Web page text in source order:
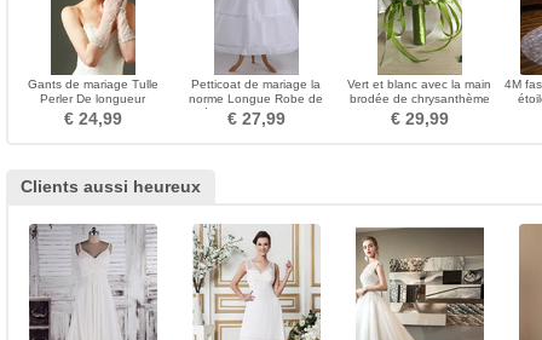
Gants de mariage Tulle
Perler De longueur
moyenne Sexy blanc
€ 24,99
Petticoat de mariage la
norme Longue Robe de
mariée Glamour Taffetas en
polyester
€ 27,99
Vert et blanc avec la main
brodée de chrysanthème
tenant des fleurs pour le
mariage
€ 29,99
4M
Clients aussi heureux